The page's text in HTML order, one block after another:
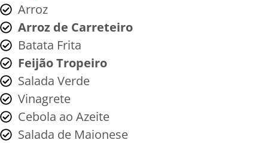
Arroz
Arroz de Carreteiro
Batata Frita
Feijão Tropeiro
Salada Verde
Vinagrete
Cebola ao Azeite
Salada de Maionese